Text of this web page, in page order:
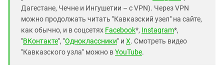
Дагестане, Чечне и Ингушетии – с VPN). Через VPN
можно продолжать читать "Кавказский узел" на сайте,
как обычно, и в соцсетях Facebook*, Instagram*,
"ВКонтакте", "Одноклассники" и X. Смотреть видео
"Кавказского узла" можно вYouTube.